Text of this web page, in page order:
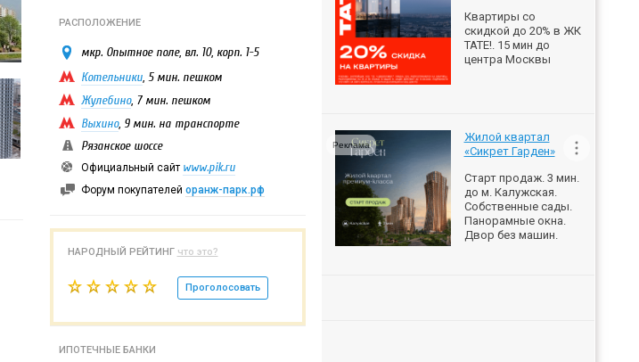
РАСПОЛОЖЕНИЕ
мкр. Опытное поле, вл. 10, корп. 1-5
Котельники, 5 мин. пешком
Жулебино, 7 мин. пешком
Выхино, 9 мин. на транспорте
Рязанское шоссе
Официальный сайт www.pik.ru
Форум покупателей оранж-парк.рф
НАРОДНЫЙ РЕЙТИНГ что это?
Проголосовать
ИПОТЕЧНЫЕ БАНКИ
Квартиры со
скидкой до 20% в ЖК
ТАТЕ!. 15 мин до
центра Москвы
Жилой квартал
«Сикрет Гарден»
Старт продаж. 3 мин.
до м. Калужская.
Собственные сады.
Панорамные окна.
Двор без машин.
Реклама